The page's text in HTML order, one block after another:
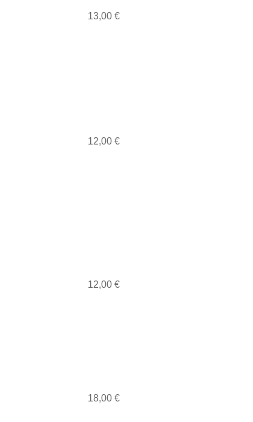
13,00 €
12,00 €
12,00 €
18,00 €